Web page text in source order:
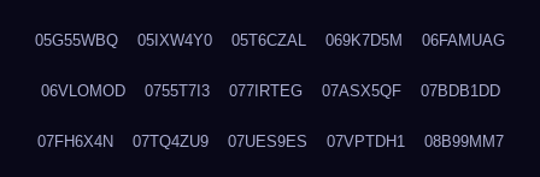
05G55WBQ 05IXW4Y0 05T6CZAL 069K7D5M 06FAMUAG
06VLOMOD 0755T7I3 077IRTEG 07ASX5QF 07BDB1DD
07FH6X4N 07TQ4ZU9 07UES9ES 07VPTDH1 08B99MM7